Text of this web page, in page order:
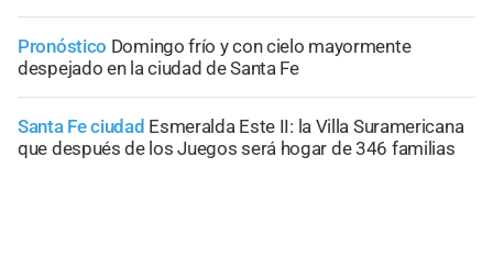
Pronóstico Domingo frío y con cielo mayormente
despejado en la ciudad de Santa Fe
Santa Fe ciudad Esmeralda Este II: la Villa Suramericana
que después de los Juegos será hogar de 346 familias